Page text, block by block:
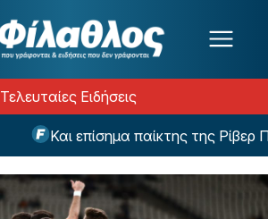
Τελευταίες Ειδήσεις
Και επίσημα παίκτης της Ρίβερ